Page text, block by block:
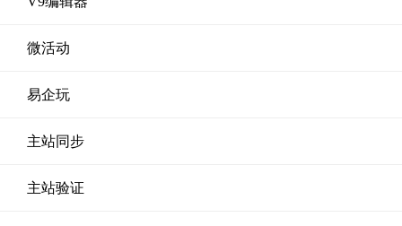
微活动
易企玩
主站同步
主站验证